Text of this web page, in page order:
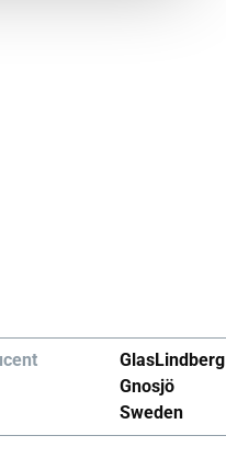
GlasLindberg
Gnosjö
Sweden